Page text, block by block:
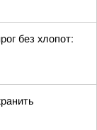
без хлопот: